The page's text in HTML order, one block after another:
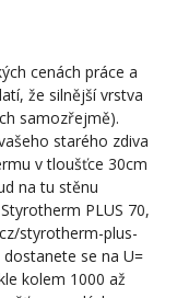
cenách práce a
že silnější vrstva
samozřejmě).
starého zdiva
v tloušťce 30cm
na tu stěnu
PLUS 70,
styrotherm-plus-
se na U=
kolem 1000 až